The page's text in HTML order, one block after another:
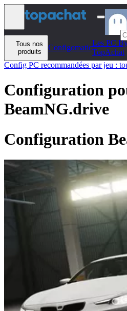
Aller au contenu
Tous nos
produits
Configomatic
Les PC
TopAchat
Config PC recommandées par jeu :
Configuration
BeamNG.drive
Configuration